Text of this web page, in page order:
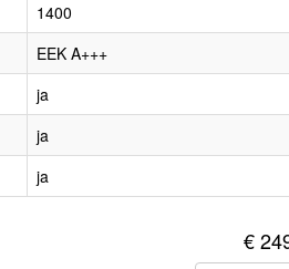
1400
EEK A+++
ja
ja
ja
€